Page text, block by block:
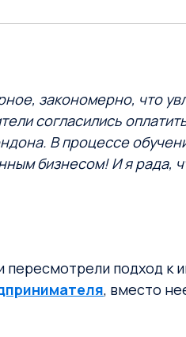
закономерно, что
согласились
В процессе
бизнесом! И я рада,
подход
, вместо